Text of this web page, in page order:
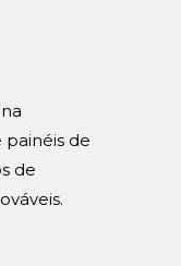
de
de